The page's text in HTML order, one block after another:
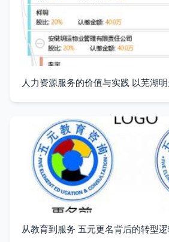
人力资源服务的价值与实践 以芜湖
从教育到服务 五元更名背后的转型